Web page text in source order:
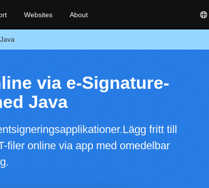
Websites About
via e-Signature-
Java
fritt till
filer online via app med omedelbar